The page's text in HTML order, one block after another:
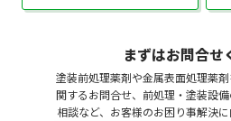
まずはお問合せ
塗装前処理薬剤や金属表面処理薬
関するお問合せ、前処理・塗装設
相談など、お客様のお困り事解決に